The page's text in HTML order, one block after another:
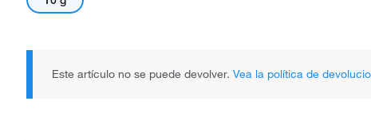
Este artículo no se puede devolver. Vea la política de